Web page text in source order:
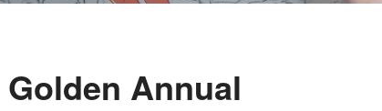
Golden Annual